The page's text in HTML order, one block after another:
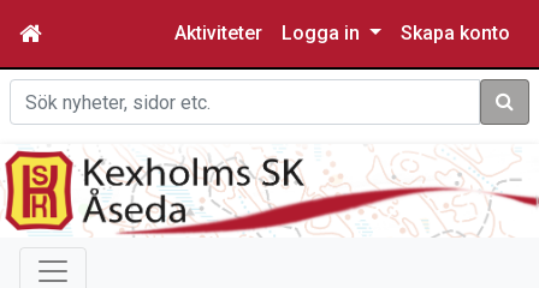
Aktiviteter Logga in Skapa konto
Sök